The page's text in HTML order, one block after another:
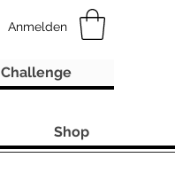
Anmelden
Challenge
Shop